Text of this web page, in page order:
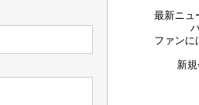
最新ニュ
ファンに
新